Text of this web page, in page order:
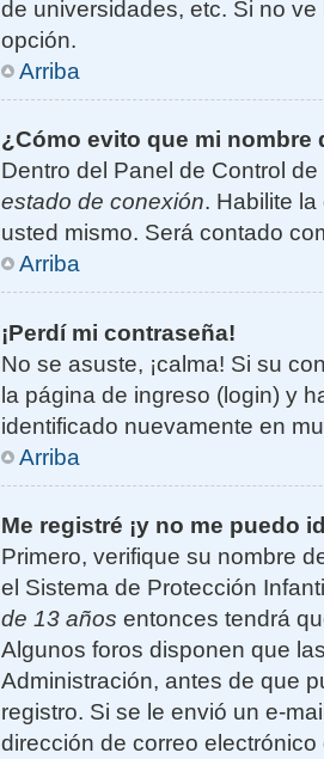
de universidades, etc. Si no
opción.
Arriba
¿Cómo evito que mi
Dentro del Panel de Control
estado de conexión. Habilite
usted mismo. Será contado
Arriba
¡Perdí mi contraseña!
No se asuste, ¡calma! Si su
la página de ingreso (login) y
identificado nuevamente en
Arriba
Me registré ¡y no me puedo
Primero, verifique su nombre
el Sistema de Protección
de 13 años entonces tendrá
Algunos foros disponen que
Administración, antes de que
registro. Si se le envió un e-
dirección de correo